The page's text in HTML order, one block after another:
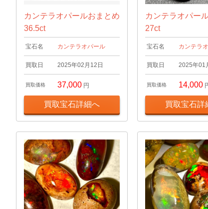
カンテラオパールおまとめ
36.5ct
宝石名 カンテラオパール
買取日 2025年02月12日
買取価格 37,000 円
買取宝石詳細へ
カンテラオパー
27ct
宝石名 カンテラ
買取日 2025年01
買取価格 14,000
買取宝石詳